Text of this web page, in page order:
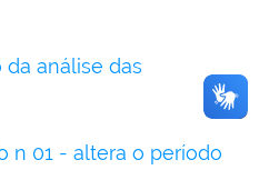
da análise das
n 01 - altera o período